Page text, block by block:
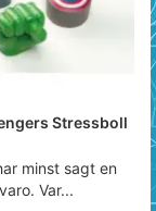
Stressboll
minst sagt en
Var...